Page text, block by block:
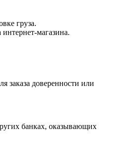
груза.
магазина.
заказа доверенности или
банках, оказывающих